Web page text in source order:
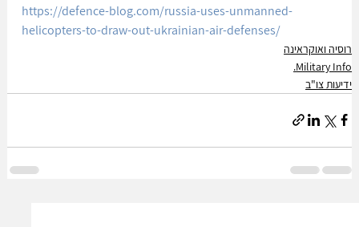
https://defence-blog.com/russia-uses-unmanned-
helicopters-to-draw-out-ukrainian-air-defenses/
רוסיה ואוקראינה
Military Info.
ידיעות צו"ב